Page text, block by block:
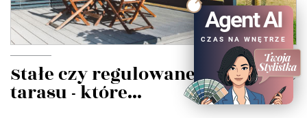
Stałe czy regulowane zadaszenie
tarasu - które...
Agent AI
CZAS NA WNĘTRZE